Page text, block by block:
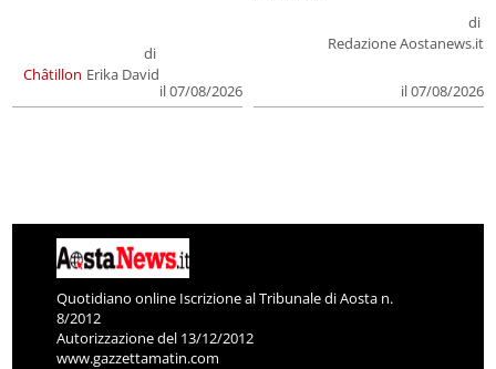
Châtillon
di
Erika David
il 07/08/2026
di
Redazione Aostanews.it
il 07/08/2026
Quotidiano online Iscrizione al Tribunale di Aosta n.
8/2012
Autorizzazione del 13/12/2012
www.gazzettamatin.com